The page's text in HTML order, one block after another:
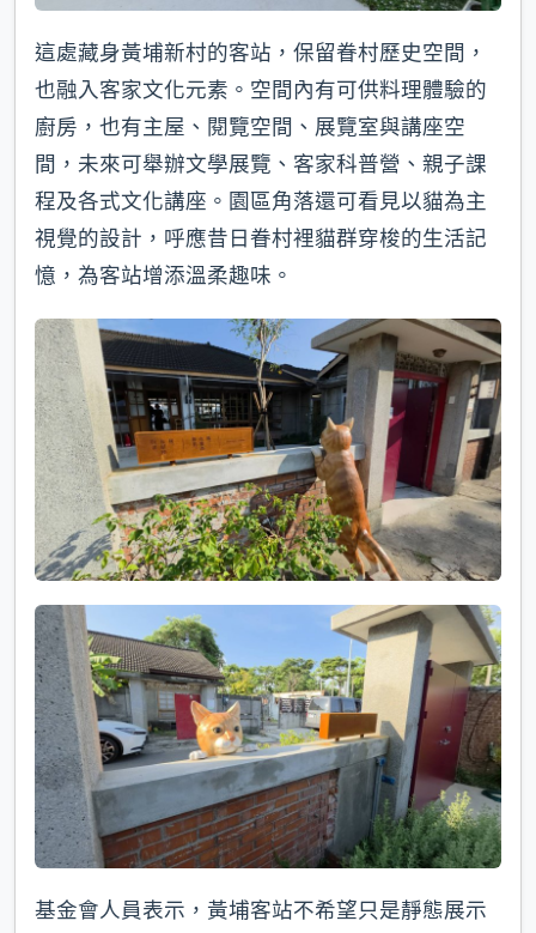
這處藏身黃埔新村的客站，保留眷村歷史空間，
也融入客家文化元素。空間內有可供料理體驗的
廚房，也有主屋、閱覽空間、展覽室與講座空
間，未來可舉辦文學展覽、客家科普營、親子課
程及各式文化講座。園區角落還可看見以貓為主
視覺的設計，呼應昔日眷村裡貓群穿梭的生活記
憶，為客站增添溫柔趣味。
基金會人員表示，黃埔客站不希望只是靜態展示